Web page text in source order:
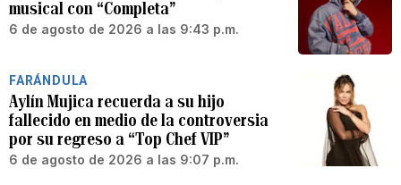
musical con “Completa”
6 de agosto de 2026 a las 9:43 p.m.
FARÁNDULA
Aylín Mujica recuerda a su hijo
fallecido en medio de la controversia
por su regreso a “Top Chef VIP”
6 de agosto de 2026 a las 9:07 p.m.